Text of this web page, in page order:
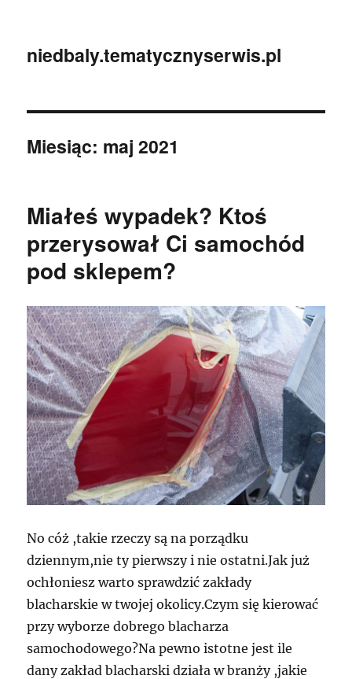
niedbaly.tematycznyserwis.pl
Miesiąc: maj 2021
Miałeś wypadek? Ktoś
przerysował Ci samochód
pod sklepem?
No cóż ,takie rzeczy są na porządku
dziennym,nie ty pierwszy i nie ostatni.Jak już
ochłoniesz warto sprawdzić zakłady
blacharskie w twojej okolicy.Czym się kierować
przy wyborze dobrego blacharza
samochodowego?Na pewno istotne jest ile
dany zakład blacharski działa w branży ,jakie